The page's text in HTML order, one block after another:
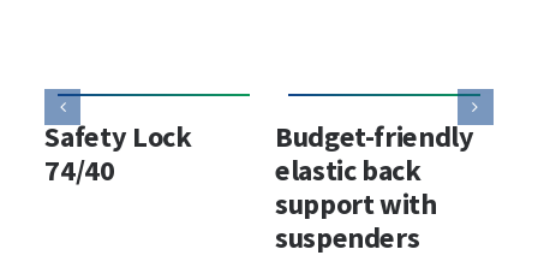
Safety Lock
74/40
Budget-friendly
elastic back
support with
suspenders